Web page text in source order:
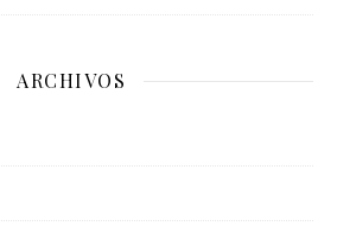
ARCHIVOS